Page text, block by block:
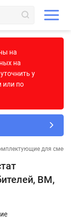
на
на
у
или по
для
ВМ,